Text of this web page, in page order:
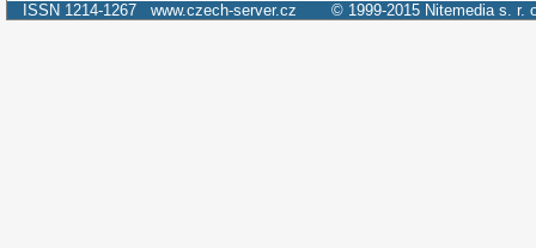
ISSN 1214-1267 www.czech-server.cz © 1999-2015 Nitemedia s. r.